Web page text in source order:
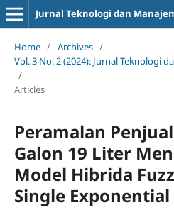
Jurnal Teknologi dan
Home / Archives /
Vol. 3 No. 2 (2024): Jurnal Teknologi
/
Articles
Peramalan
Galon 19 Liter
Model Hibrida
Single